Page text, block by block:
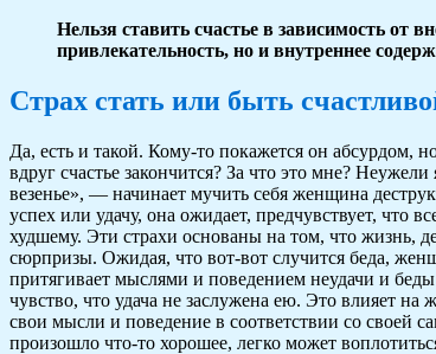
Нельзя ставить счастье в зависимость от
привлекательность, но и внутреннее
Страх стать или быть
Да, есть и такой. Кому-то покажется он абсурдом,
вдруг счастье закончится? За что это мне?
везенье», — начинает мучить себя женщина
успех или удачу, она ожидает, предчувствует, что
худшему. Эти страхи основаны на том, что жизнь,
сюрпризы. Ожидая, что вот-вот случится беда,
притягивает мыслями и поведением неудачи и
чувство, что удача не заслужена ею. Это влияет
свои мысли и поведение в соответствии со своей
произошло что-то хорошее, легко может